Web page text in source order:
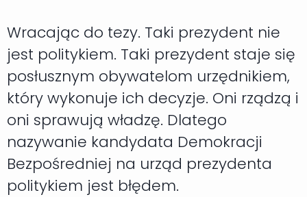
Wracając do tezy. Taki prezydent nie
jest politykiem. Taki prezydent staje się
posłusznym obywatelom urzędnikiem,
który wykonuje ich decyzje. Oni rządzą i
oni sprawują władzę. Dlatego
nazywanie kandydata Demokracji
Bezpośredniej na urząd prezydenta
politykiem jest błędem.